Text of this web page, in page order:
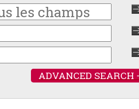
ADVANCED SEARCH